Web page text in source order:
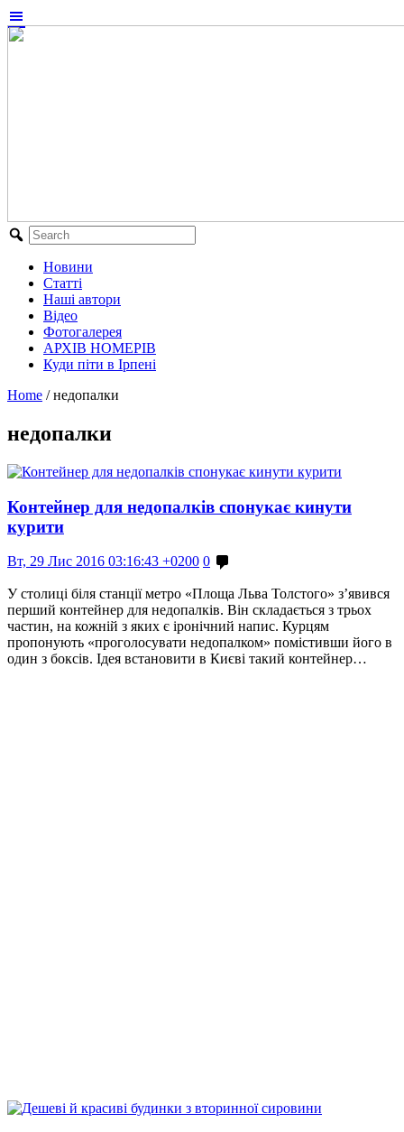
Новини
Статті
Наші автори
Відео
Фотогалерея
АРХІВ НОМЕРІВ
Куди піти в Ірпені
Home / недопалки
недопалки
Контейнер для недопалків спонукає кинути
курити
Вт, 29 Лис 2016 03:16:43 +0200 0
У столиці біля станції метро «Площа Льва Толстого» з’явився
перший контейнер для недопалків. Він складається з трьох
частин, на кожній з яких є іронічний напис. Курцям
пропонують «проголосувати недопалком» помістивши його в
один з боксів. Ідея встановити в Києві такий контейнер…